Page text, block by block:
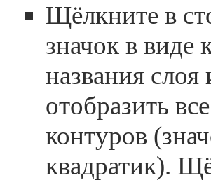
Щёлкните в
значок в виде
названия
отобразить
контуров
квадратик).